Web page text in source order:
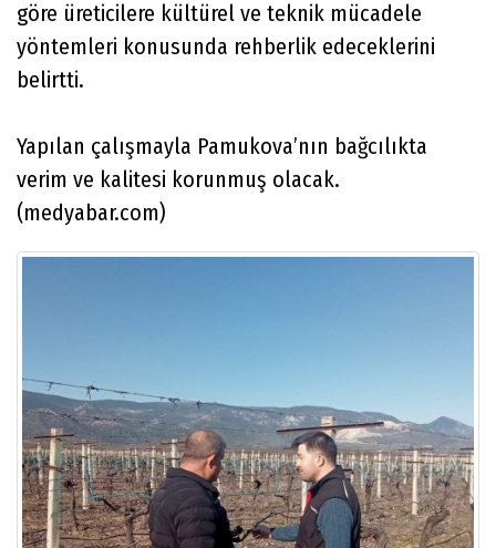
göre üreticilere kültürel ve teknik mücadele
yöntemleri konusunda rehberlik edeceklerini
belirtti.
Yapılan çalışmayla Pamukova’nın bağcılıkta
verim ve kalitesi korunmuş olacak.
(medyabar.com)